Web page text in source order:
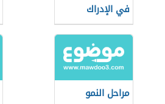
في الإدراك
مراحل النمو